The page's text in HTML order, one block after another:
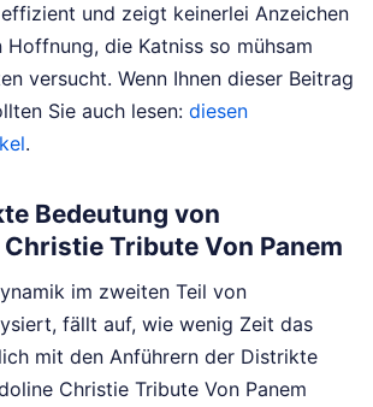
und zeigt keinerlei Anzeichen
die Katniss so mühsam
versucht. Wenn Ihnen dieser Beitrag
Sie auch lesen: diesen
.
Bedeutung von
Tribute Von Panem
im zweiten Teil von
fällt auf, wie wenig Zeit das
mit den Anführern der Distrikte
Christie Tribute Von Panem